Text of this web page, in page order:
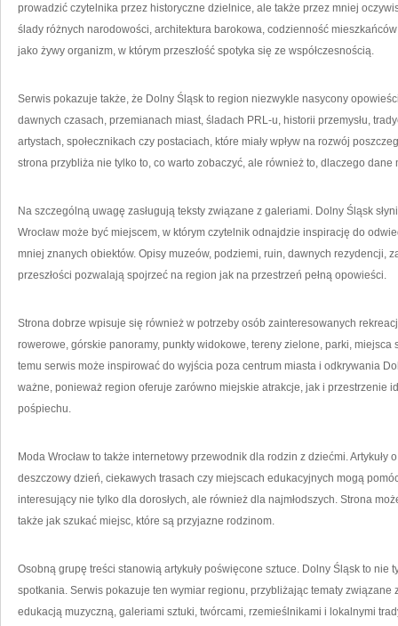
prowadzić czytelnika przez historyczne dzielnice, ale także przez mniej
ślady różnych narodowości, architektura barokowa, codzienność
jako żywy organizm, w którym przeszłość spotyka się ze współczesnością.
Serwis pokazuje także, że Dolny Śląsk to region niezwykle nasycony
dawnych czasach, przemianach miast, śladach PRL-u, historii przemysłu,
artystach, społecznikach czy postaciach, które miały wpływ na rozwój
strona przybliża nie tylko to, co warto zobaczyć, ale również to, dlaczego dane
Na szczególną uwagę zasługują teksty związane z galeriami. Dolny Śląsk
Wrocław może być miejscem, w którym czytelnik odnajdzie inspirację do
mniej znanych obiektów. Opisy muzeów, podziemi, ruin, dawnych rezydencji,
przeszłości pozwalają spojrzeć na region jak na przestrzeń pełną opowieści.
Strona dobrze wpisuje się również w potrzeby osób zainteresowanych
rowerowe, górskie panoramy, punkty widokowe, tereny zielone, parki,
temu serwis może inspirować do wyjścia poza centrum miasta i odkrywania
ważne, ponieważ region oferuje zarówno miejskie atrakcje, jak i przestrzenie
pośpiechu.
Moda Wrocław to także internetowy przewodnik dla rodzin z dziećmi.
deszczowy dzień, ciekawych trasach czy miejscach edukacyjnych mogą
interesujący nie tylko dla dorosłych, ale również dla najmłodszych. Strona
także jak szukać miejsc, które są przyjazne rodzinom.
Osobną grupę treści stanowią artykuły poświęcone sztuce. Dolny Śląsk to nie
spotkania. Serwis pokazuje ten wymiar regionu, przybliżając tematy związane
edukacją muzyczną, galeriami sztuki, twórcami, rzemieślnikami i lokalnymi